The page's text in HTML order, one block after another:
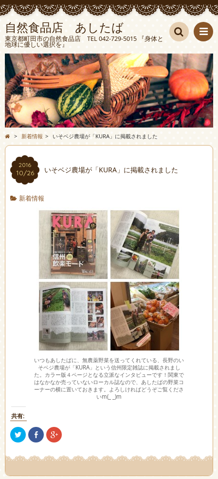
自然食品店 あしたば
東京都町田市の自然食品店 TEL 042-729-5015 『身体と
地球に優しい選択を』 検索
> 新着情報 > いそベジ農場が「KURA」に掲載されました
2016
10/26 いそベジ農場が「KURA」に掲載されました
新着情報
いつもあしたばに、無農薬野菜を送ってくれている、長野のい
そベジ農場が「KURA」という信州限定雑誌に掲載されまし
た。カラー版４ページとなる立派なインタビューです！関東で
はなかなか売っていないローカル誌なので、あしたばの野菜コ
ーナーの横に置いておきます。よろしければどうぞご覧くださ
いm(_ _)m
共有:
ク
リ
し
て
で
Facebook
で
(新
し
ウ
ク
リ
し
て
で